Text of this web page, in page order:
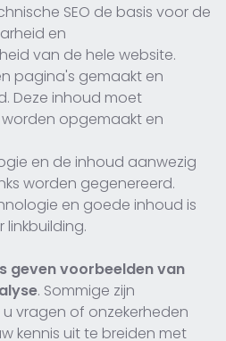
SEO de basis voor de
en
van de hele website.
pagina's gemaakt en
Deze inhoud moet
opgemaakt en
en de inhoud aanwezig
worden gegenereerd.
en goede inhoud is
linkbuilding.
geven voorbeelden van
. Sommige zijn
u vragen of onzekerheden
kennis uit te breiden met